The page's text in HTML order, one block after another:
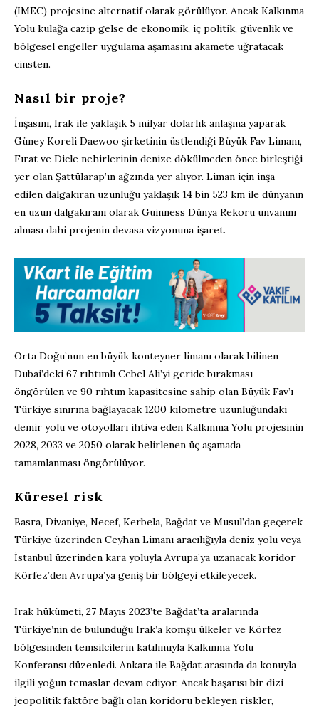
(IMEC) projesine alternatif olarak görülüyor. Ancak Kalkınma
Yolu kulağa cazip gelse de ekonomik, iç politik, güvenlik ve
bölgesel engeller uygulama aşamasını akamete uğratacak
cinsten.
Nasıl bir proje?
İnşasını, Irak ile yaklaşık 5 milyar dolarlık anlaşma yaparak
Güney Koreli Daewoo şirketinin üstlendiği Büyük Fav Limanı,
Fırat ve Dicle nehirlerinin denize dökülmeden önce birleştiği
yer olan Şattülarap’ın ağzında yer alıyor. Liman için inşa
edilen dalgakıran uzunluğu yaklaşık 14 bin 523 km ile dünyanın
en uzun dalgakıranı olarak Guinness Dünya Rekoru unvanını
alması dahi projenin devasa vizyonuna işaret.
Orta Doğu’nun en büyük konteyner limanı olarak bilinen
Dubai’deki 67 rıhtımlı Cebel Ali’yi geride bırakması
öngörülen ve 90 rıhtım kapasitesine sahip olan Büyük Fav’ı
Türkiye sınırına bağlayacak 1200 kilometre uzunluğundaki
demir yolu ve otoyolları ihtiva eden Kalkınma Yolu projesinin
2028, 2033 ve 2050 olarak belirlenen üç aşamada
tamamlanması öngörülüyor.
Küresel risk
Basra, Divaniye, Necef, Kerbela, Bağdat ve Musul’dan geçerek
Türkiye üzerinden Ceyhan Limanı aracılığıyla deniz yolu veya
İstanbul üzerinden kara yoluyla Avrupa’ya uzanacak koridor
Körfez’den Avrupa’ya geniş bir bölgeyi etkileyecek.
Irak hükümeti, 27 Mayıs 2023’te Bağdat’ta aralarında
Türkiye’nin de bulunduğu Irak’a komşu ülkeler ve Körfez
bölgesinden temsilcilerin katılımıyla Kalkınma Yolu
Konferansı düzenledi. Ankara ile Bağdat arasında da konuyla
ilgili yoğun temaslar devam ediyor. Ancak başarısı bir dizi
jeopolitik faktöre bağlı olan koridoru bekleyen riskler,